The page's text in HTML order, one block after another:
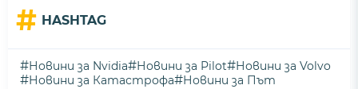
# HASHTAG
#Новини за Nvidia#Новини за Pilot#Новини за Volvo
#Новини за Катастрофа#Новини за Път